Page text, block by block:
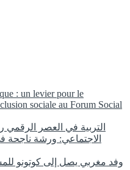
: un levier pour le
sociale au Forum Social
التربية في العصر الرقمي
الاجتماعي: ورشة ناجحة
وفد مغربي يصل إلى كوتونو